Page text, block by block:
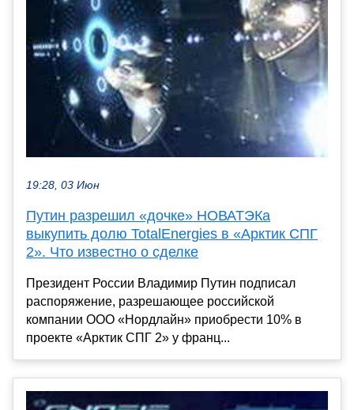
19:28, 03 Июн
Путин разрешил «дочке» НОВАТЭКа
выкупить долю TotalEnergies в «Арктик СПГ
2». Что известно о сделке
Президент России Владимир Путин подписал
распоряжение, разрешающее российской
компании ООО «Нордлайн» приобрести 10% в
проекте «Арктик СПГ 2» у франц...